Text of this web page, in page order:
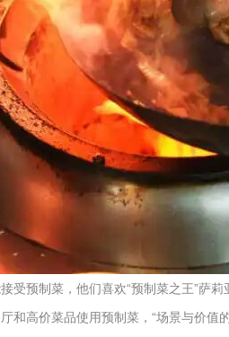
受预制菜，他们喜欢“预制菜之王”萨
和高价菜品使用预制菜，“场景与价值